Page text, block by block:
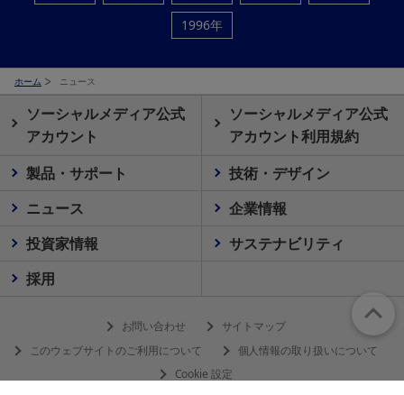
1996年
ホーム ニュース
ソーシャルメディア公式
アカウント
ソーシャルメディア公式
アカウント利用規約
製品・サポート
技術・デザイン
ニュース
企業情報
投資家情報
サステナビリティ
採用
お問い合わせ
サイトマップ
このウェブサイトのご利用について
個人情報の取り扱いについて
Cookie 設定